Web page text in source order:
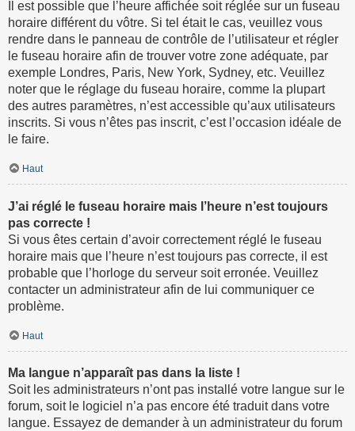
Il est possible que l’heure affichée soit réglée sur un fuseau
horaire différent du vôtre. Si tel était le cas, veuillez vous
rendre dans le panneau de contrôle de l’utilisateur et régler
le fuseau horaire afin de trouver votre zone adéquate, par
exemple Londres, Paris, New York, Sydney, etc. Veuillez
noter que le réglage du fuseau horaire, comme la plupart
des autres paramètres, n’est accessible qu’aux utilisateurs
inscrits. Si vous n’êtes pas inscrit, c’est l’occasion idéale de
le faire.
Haut
J’ai réglé le fuseau horaire mais l’heure n’est toujours
pas correcte !
Si vous êtes certain d’avoir correctement réglé le fuseau
horaire mais que l’heure n’est toujours pas correcte, il est
probable que l’horloge du serveur soit erronée. Veuillez
contacter un administrateur afin de lui communiquer ce
problème.
Haut
Ma langue n’apparaît pas dans la liste !
Soit les administrateurs n’ont pas installé votre langue sur le
forum, soit le logiciel n’a pas encore été traduit dans votre
langue. Essayez de demander à un administrateur du forum